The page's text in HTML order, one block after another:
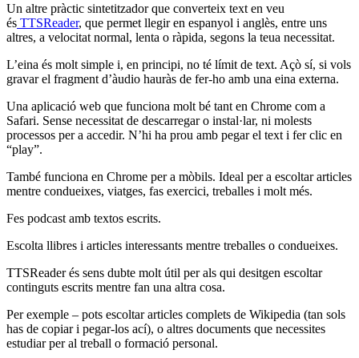
Un altre pràctic sintetitzador que converteix text en veu
és TTSReader, que permet llegir en espanyol i anglès, entre uns
altres, a velocitat normal, lenta o ràpida, segons la teua necessitat.
L’eina és molt simple i, en principi, no té límit de text. Açò sí, si vols
gravar el fragment d’àudio hauràs de fer-ho amb una eina externa.
Una aplicació web que funciona molt bé tant en Chrome com a
Safari. Sense necessitat de descarregar o instal·lar, ni molests
processos per a accedir. N’hi ha prou amb pegar el text i fer clic en
“play”.
També funciona en Chrome per a mòbils. Ideal per a escoltar articles
mentre condueixes, viatges, fas exercici, treballes i molt més.
Fes podcast amb textos escrits.
Escolta llibres i articles interessants mentre treballes o condueixes.
TTSReader és sens dubte molt útil per als qui desitgen escoltar
continguts escrits mentre fan una altra cosa.
Per exemple – pots escoltar articles complets de Wikipedia (tan sols
has de copiar i pegar-los ací), o altres documents que necessites
estudiar per al treball o formació personal.